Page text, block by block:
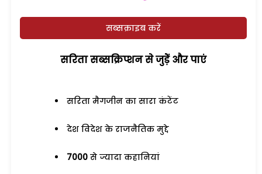
सब्सक्राइब करें
सरिता सब्सक्रिप्शन से जुड़ेें और पाएं
सरिता मैगजीन का सारा कंटेंट
देश विदेश के राजनैतिक मुद्दे
7000 से ज्यादा कहानियां